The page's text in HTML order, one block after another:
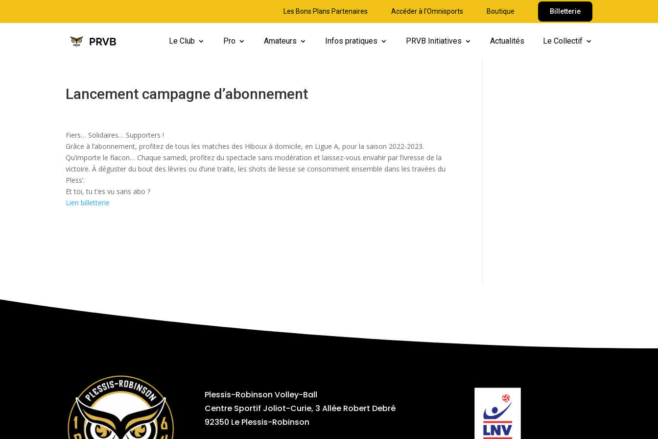
Les Bons Plans Partenaires Accéder à l’Omnisports Boutique Billetterie
Le Club Pro Amateurs Infos pratiques PRVB Initiatives Actualités Le Collectif
Lancement campagne d’abonnement
Fiers… Solidaires… Supporters !
Grâce à l’abonnement, profitez de tous les matches des Hiboux à domicile, en Ligue A, pour la saison 2022-2023.
Qu’importe le flacon… Chaque samedi, profitez du spectacle sans modération et laissez-vous envahir par l’ivresse de la
victoire. À déguster du bout des lèvres ou d’une traite, les shots de liesse se consomment ensemble dans les travées du
Pless’.
Et toi, tu t’es vu sans abo ?
Lien billetterie
Plessis-Robinson Volley-Ball
Centre Sportif Joliot-Curie, 3 Allée Robert Debré
92350 Le Plessis-Robinson